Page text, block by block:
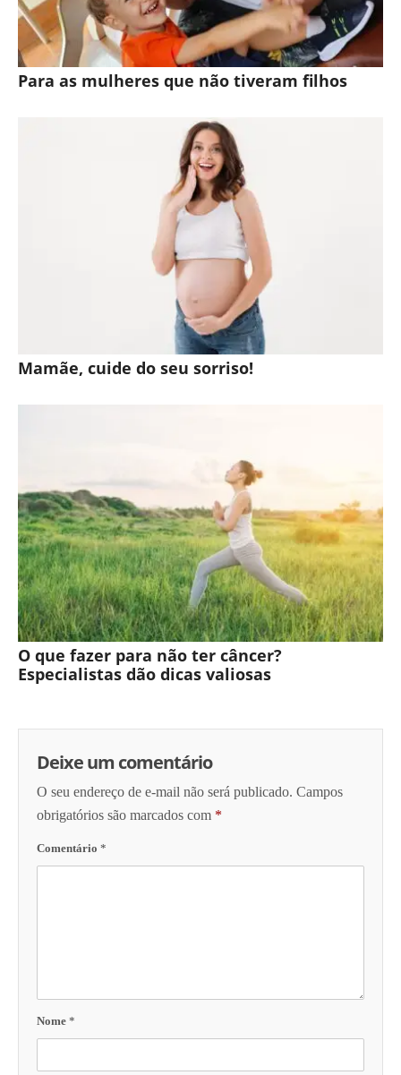
Para as mulheres que não tiveram filhos
Mamãe, cuide do seu sorriso!
O que fazer para não ter câncer?
Especialistas dão dicas valiosas
Deixe um comentário
O seu endereço de e-mail não será publicado. Campos
obrigatórios são marcados com *
Comentário *
Nome *